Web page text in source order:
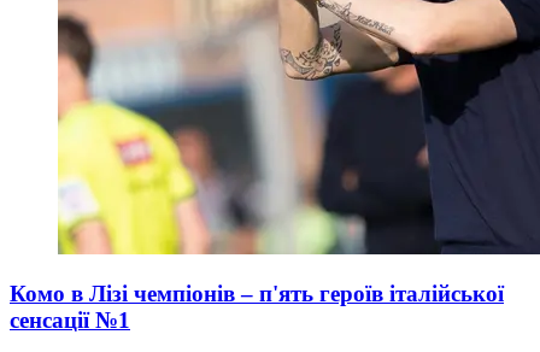
Комо в Лізі чемпіонів – п'ять героїв італійської
сенсації №1